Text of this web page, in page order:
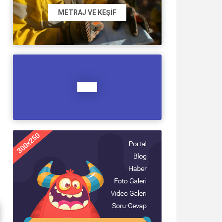
METRAJ VE KEŞIF